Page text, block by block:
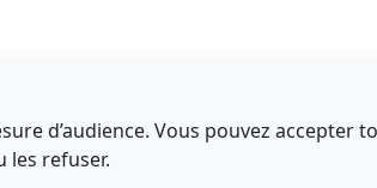
?
d’audience. Vous pouvez accepter
les refuser.